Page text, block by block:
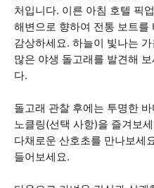
처입니다. 이른 아침 호텔 픽
해변으로 향하여 전통 보트를
감상하세요. 하늘이 빛나는
많은 야생 돌고래를 발견해
다.
돌고래 관찰 후에는 투명한
노클링(선택 사항)을 즐겨보
다채로운 산호초를 만나보세
들어보세요.